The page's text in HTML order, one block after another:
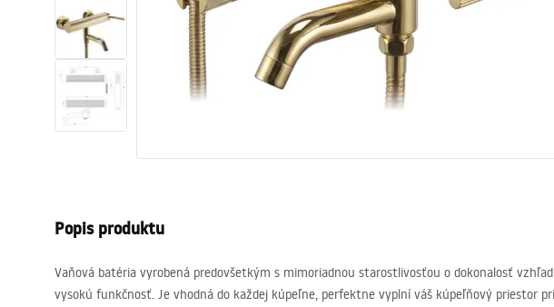
Batérie
Sprchy
Popis produktu
Vaňová batéria vyrobená predovšetkým s mimoriadnou starostlivosťou o dokonalosť
vysokú funkčnosť. Je vhodná do každej kúpeľne, perfektne vyplní váš kúpeľňový priestor pri